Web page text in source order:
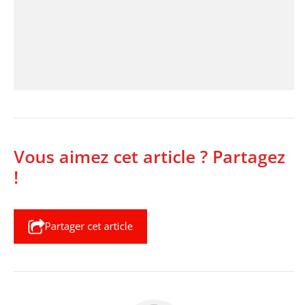
Vous aimez cet article ? Partagez
!
Partager cet article